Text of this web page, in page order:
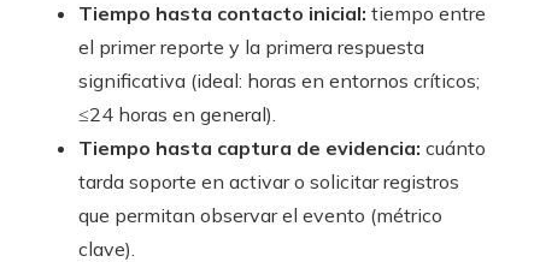
Tiempo hasta contacto inicial: tiempo entre
el primer reporte y la primera respuesta
significativa (ideal: horas en entornos críticos;
≤24 horas en general).
Tiempo hasta captura de evidencia: cuánto
tarda soporte en activar o solicitar registros
que permitan observar el evento (métrico
clave).